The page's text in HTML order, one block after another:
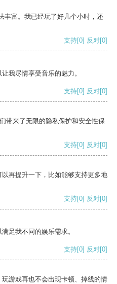
丰富。我已经玩了好几个小时，还
支持[0] 反对[0]
我尽情享受音乐的魅力。
支持[0] 反对[0]
带来了无限的隐私保护和安全性保
支持[0] 反对[0]
再提升一下，比如能够支持更多地
支持[0] 反对[0]
足我不同的娱乐需求。
支持[0] 反对[0]
游戏再也不会出现卡顿、掉线的情